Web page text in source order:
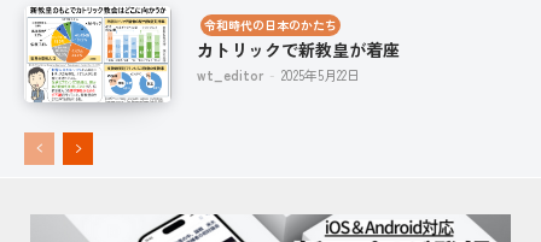
令和時代の日本のかたち
カトリックで新教皇が着座
wt_editor - 2025年5月22日